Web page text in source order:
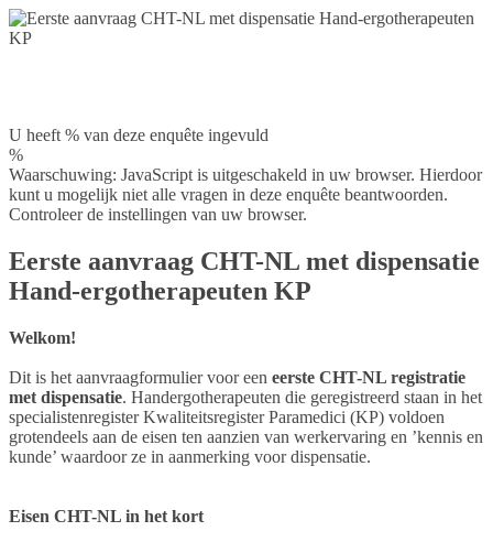
U heeft % van deze enquête ingevuld
%
Waarschuwing: JavaScript is uitgeschakeld in uw browser. Hierdoor
kunt u mogelijk niet alle vragen in deze enquête beantwoorden.
Controleer de instellingen van uw browser.
Eerste aanvraag CHT-NL met dispensatie
Hand-ergotherapeuten KP
Welkom!
Dit is het aanvraagformulier voor een eerste CHT-NL registratie
met dispensatie. Handergotherapeuten die geregistreerd staan in het
specialistenregister Kwaliteitsregister Paramedici (KP) voldoen
grotendeels aan de eisen ten aanzien van werkervaring en ’kennis en
kunde’ waardoor ze in aanmerking voor dispensatie.
Eisen CHT-NL in het kort